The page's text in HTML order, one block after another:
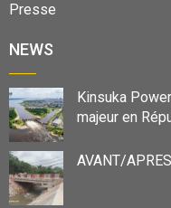
Presse
NEWS
Kinsuka
majeur en
AVANT/